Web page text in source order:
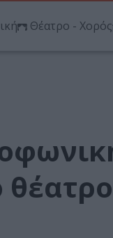
Θέατρο - Χορός